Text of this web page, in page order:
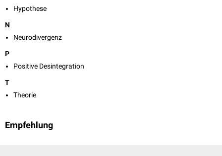
Hypothese
N
Neurodivergenz
P
Positive Desintegration
T
Theorie
Empfehlung